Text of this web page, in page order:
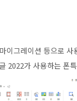
이그레이션 등으로
2022가 사용하는 폰